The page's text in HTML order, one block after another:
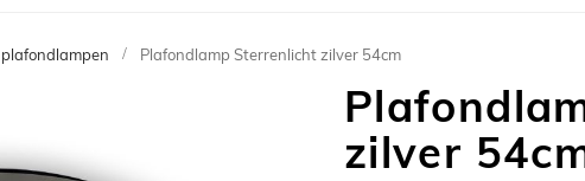
Plafondlamp Sterrenlicht zilver 54cm
zilver